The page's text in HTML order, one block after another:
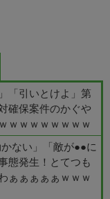
「引いとけよ」第
確保案件のかぐや
ｗｗｗｗｗｗｗｗ
ない」「敵が●●に
態発生！とてつも
ぁぁぁぁぁｗｗｗ